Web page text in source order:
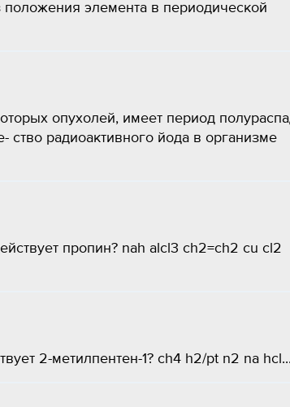
положения элемента в периодической
опухолей, имеет период
ство радиоактивного йода в организме
пропин? nah alcl3 ch2=ch2 cu cl2
2-метилпентен-1? ch4 h2/pt n2 na